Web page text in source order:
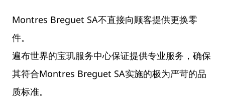
Montres Breguet SA不直接向顾客提供更换零
件。
遍布世界的宝玑服务中心保证提供专业服务，确保
其符合Montres Breguet SA实施的极为严苛的品
质标准。